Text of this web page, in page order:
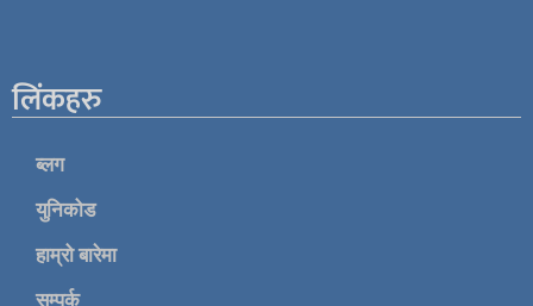
लिंकहरु
ब्लग
युनिकोड
हाम्रो बारेमा
सम्पर्क